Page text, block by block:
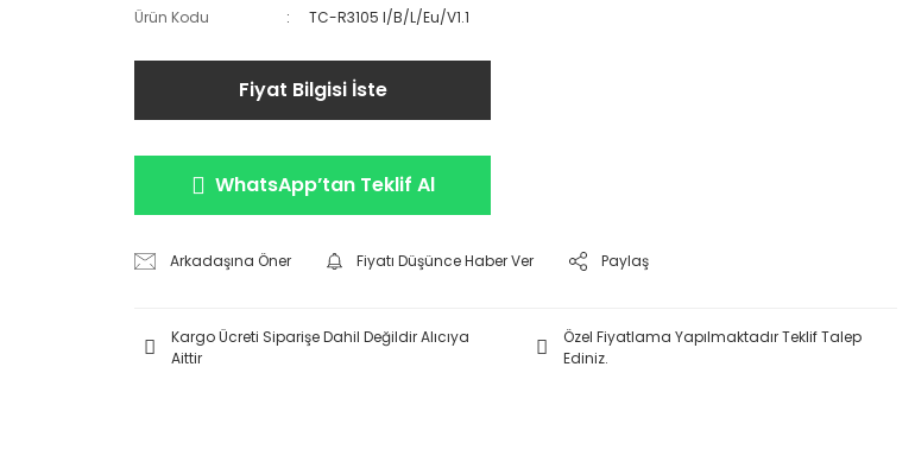
Ürün Kodu TC-R3105 I/B/L/Eu/V1.1
Fiyat Bilgisi İste
WhatsApp’tan Teklif Al
Arkadaşına Öner Fiyatı Düşünce Haber Ver Paylaş
Kargo Ücreti Siparişe Dahil Değildir Alıcıya
Aittir
Özel Fiyatlama Yapılmaktadır Teklif Talep
Ediniz.